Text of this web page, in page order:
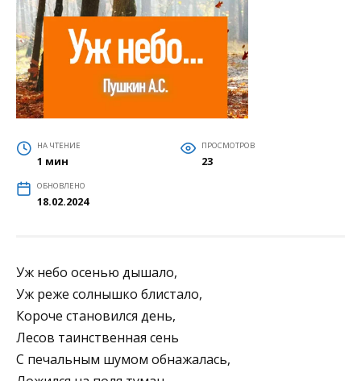
НА ЧТЕНИЕ
1 мин
ПРОСМОТРОВ
23
ОБНОВЛЕНО
18.02.2024
Уж небо осенью дышало,
Уж реже солнышко блистало,
Короче становился день,
Лесов таинственная сень
С печальным шумом обнажалась,